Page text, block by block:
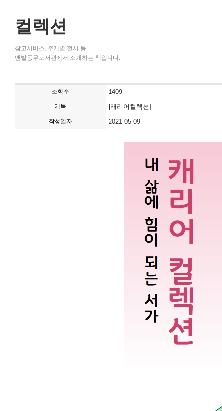
컬렉션
참고서비스, 주제별 전시 등
맨발동무도서관에서 소개하는 책입니다.
조회수 1409
제목 [캐리어컬렉션]
작성일자 2021-05-09